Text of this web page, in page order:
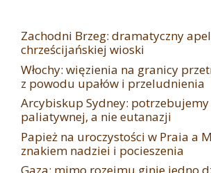
Zachodni Brzeg: dramatyczny
chrześcijańskiej wioski
Włochy: więzienia na granicy
z powodu upałów i przeludnienia
Arcybiskup Sydney:
paliatywnej, a nie eutanazji
Papież na uroczystości w Praia a
znakiem nadziei i pocieszenia